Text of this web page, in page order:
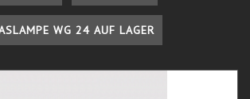
WG 24 AUF LAGER